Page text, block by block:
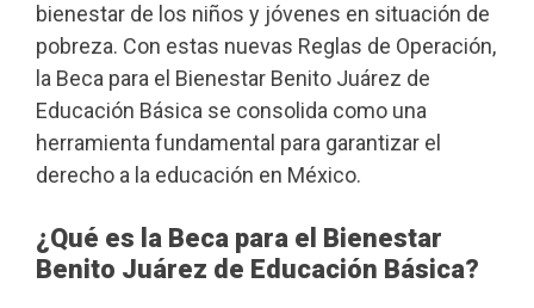
bienestar de los niños y jóvenes en situación de
pobreza. Con estas nuevas Reglas de Operación,
la Beca para el Bienestar Benito Juárez de
Educación Básica se consolida como una
herramienta fundamental para garantizar el
derecho a la educación en México.
¿Qué es la Beca para el Bienestar
Benito Juárez de Educación Básica?